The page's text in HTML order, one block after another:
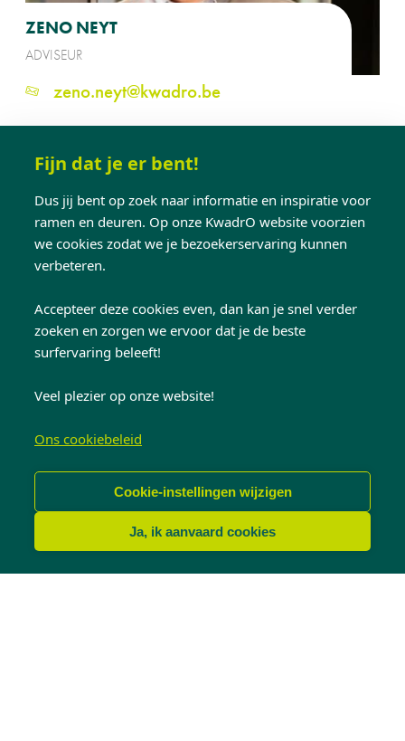
Fijn dat je er bent!
Dus jij bent op zoek naar informatie en inspiratie voor
ramen en deuren. Op onze KwadrO website voorzien
we cookies zodat we je bezoekerservaring kunnen
verbeteren.
Accepteer deze cookies even, dan kan je snel verder
zoeken en zorgen we ervoor dat je de beste
surfervaring beleeft!
Veel plezier op onze website!
Ons cookiebeleid
Cookie-instellingen wijzigen
Ja, ik aanvaard cookies
ZENO NEYT
ADVISEUR
zeno.neyt@kwadro.be
JARO VEROUGSTRAETE
jaro.verougstraete@kwadro.be